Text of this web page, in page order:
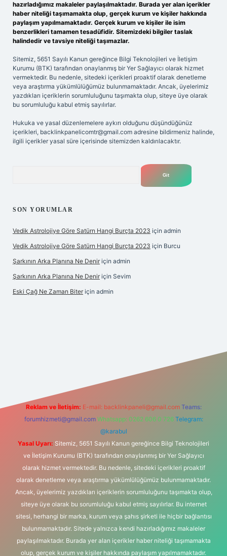
hazırladığımız makaleler paylaşılmaktadır. Burada yer alan içerikler
haber niteliği taşımamakta olup, gerçek kurum ve kişiler hakkında
paylaşım yapılmamaktadır. Gerçek kurum ve kişiler ile isim
benzerlikleri tamamen tesadüfidir. Sitemizdeki bilgiler taslak
halindedir ve tavsiye niteliği taşımazlar.
Sitemiz, 5651 Sayılı Kanun gereğince Bilgi Teknolojileri ve İletişim
Kurumu (BTK) tarafından onaylanmış bir Yer Sağlayıcı olarak hizmet
vermektedir. Bu nedenle, sitedeki içerikleri proaktif olarak denetleme
veya araştırma yükümlülüğümüz bulunmamaktadır. Ancak, üyelerimiz
yazdıkları içeriklerin sorumluluğunu taşımakta olup, siteye üye olarak
bu sorumluluğu kabul etmiş sayılırlar.
Hukuka ve yasal düzenlemelere aykırı olduğunu düşündüğünüz
içerikleri, backlinkpanelicomtr@gmail.com adresine bildirmeniz halinde,
ilgili içerikler yasal süre içerisinde sitemizden kaldırılacaktır.
SON YORUMLAR
Vedik Astrolojiye Göre Satürn Hangi Burçta 2023 için admin
Vedik Astrolojiye Göre Satürn Hangi Burçta 2023 için Burcu
Şarkının Arka Planına Ne Denir için admin
Şarkının Arka Planına Ne Denir için Sevim
Eski Çağ Ne Zaman Biter için admin
Reklam ve İletişim: E-mail: backlinkpaneli@gmail.com Teams:
forumhizmeti@gmail.com Whatsapp: 0262 606 0 726 Telegram:
@karabul
Yasal Uyarı: Sitemiz, 5651 Sayılı Kanun gereğince Bilgi Teknolojileri
ve İletişim Kurumu (BTK) tarafından onaylanmış bir Yer Sağlayıcı
olarak hizmet vermektedir. Bu nedenle, sitedeki içerikleri proaktif
olarak denetleme veya araştırma yükümlülüğümüz bulunmamaktadır.
Ancak, üyelerimiz yazdıkları içeriklerin sorumluluğunu taşımakta olup,
siteye üye olarak bu sorumluluğu kabul etmiş sayılırlar. Bu internet
sitesi, herhangi bir marka, kurum veya şahıs şirketi ile hiçbir bağlantısı
bulunmamaktadır. Sitede yalnızca kendi hazırladığımız makaleler
paylaşılmaktadır. Burada yer alan içerikler haber niteliği taşımamakta
olup, gerçek kurum ve kişiler hakkında paylaşım yapılmamaktadır.